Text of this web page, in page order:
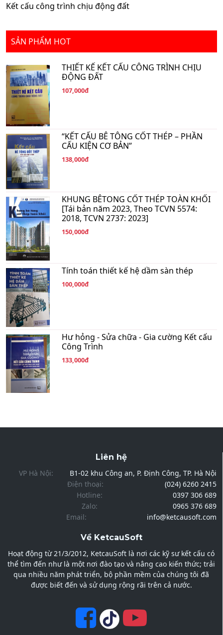
Kết cấu công trình chịu động đất
SẢN PHẨM HOT
THIẾT KẾ KẾT CẤU CÔNG TRÌNH CHỊU
ĐỘNG ĐẤT
107,000đ
“KẾT CẤU BÊ TÔNG CỐT THÉP – PHẦN
CẤU KIỆN CƠ BẢN”
138,000đ
KHUNG BÊTONG CỐT THÉP TOÀN KHỐI
[Tái bản năm 2023, Theo TCVN 5574:
2018, TCVN 2737: 2023]
150,000đ
Tính toán thiết kế hệ dầm sàn thép
100,000đ
Hư hỏng - Sửa chữa - Gia cường Kết cấu
Công Trình
133,000đ
Liên hệ
VP Hà Nội:
B1-02 khu Công an, P. Định Công, TP. Hà Nội
Điện thoại:
(024) 6260 2415
Hotline:
0397 306 689
Zalo:
0965 376 689
Email:
info@ketcausoft.com
Về KetcauSoft
Hoạt động từ 21/3/2012, KetcauSoft là nơi các kỹ sư kết cấu có
thể tìm đến như là một nơi đào tạo và nâng cao kiến thức; trải
qua nhiều năm phát triển, bộ phần mềm của chúng tôi đã
được biết đến và sử dụng rộng rãi trên cả nước.